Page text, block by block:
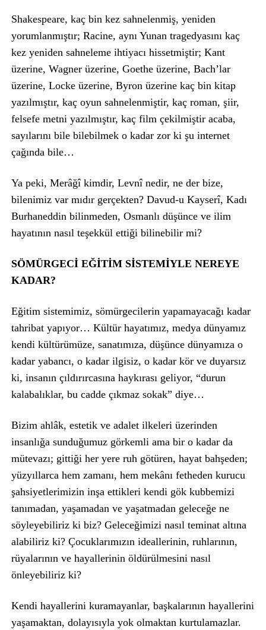
Shakespeare, kaç bin kez sahnelenmiş, yeniden
yorumlanmıştır; Racine, aynı Yunan tragedyasını kaç
kez yeniden sahneleme ihtiyacı hissetmiştir; Kant
üzerine, Wagner üzerine, Goethe üzerine, Bach’lar
üzerine, Locke üzerine, Byron üzerine kaç bin kitap
yazılmıştır, kaç oyun sahnelenmiştir, kaç roman, şiir,
felsefe metni yazılmıştır, kaç film çekilmiştir acaba,
sayılarını bile bilebilmek o kadar zor ki şu internet
çağında bile…
Ya peki, Merâğî kimdir, Levnî nedir, ne der bize,
bilenimiz var mıdır gerçekten? Davud-u Kayserî, Kadı
Burhaneddin bilinmeden, Osmanlı düşünce ve ilim
hayatının nasıl teşekkül ettiği bilinebilir mi?
SÖMÜRGECİ EĞİTİM SİSTEMİYLE NEREYE
KADAR?
Eğitim sistemimiz, sömürgecilerin yapamayacağı kadar
tahribat yapıyor… Kültür hayatımız, medya dünyamız
kendi kültürümüze, sanatımıza, düşünce dünyamıza o
kadar yabancı, o kadar ilgisiz, o kadar kör ve duyarsız
ki, insanın çıldırırcasına haykırası geliyor, “durun
kalabalıklar, bu cadde çıkmaz sokak” diye…
Bizim ahlâk, estetik ve adalet ilkeleri üzerinden
insanlığa sunduğumuz görkemli ama bir o kadar da
mütevazı; gittiği her yere ruh götüren, hayat bahşeden;
yüzyıllarca hem zamanı, hem mekânı fetheden kurucu
şahsiyetlerimizin inşa ettikleri kendi gök kubbemizi
tanımadan, yaşamadan ve yaşatmadan geleceğe ne
söyleyebiliriz ki biz? Geleceğimizi nasıl teminat altına
alabiliriz ki? Çocuklarımızın ideallerinin, ruhlarının,
rüyalarının ve hayallerinin öldürülmesini nasıl
önleyebiliriz ki?
Kendi hayallerini kuramayanlar, başkalarının hayallerini
yaşamaktan, dolayısıyla yok olmaktan kurtulamazlar.